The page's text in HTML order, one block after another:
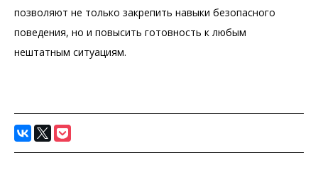
позволяют не только закрепить навыки безопасного
поведения, но и повысить готовность к любым
нештатным ситуациям.